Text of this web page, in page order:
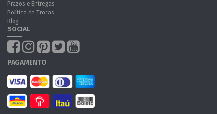
Prazos e Entregas
Política de Trocas
Blog
SOCIAL
PAGAMENTO